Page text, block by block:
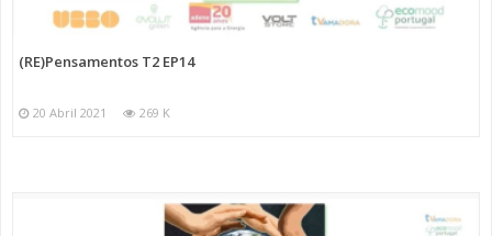
(RE)Pensamentos T2 EP14
20 Abril 2021 269 K